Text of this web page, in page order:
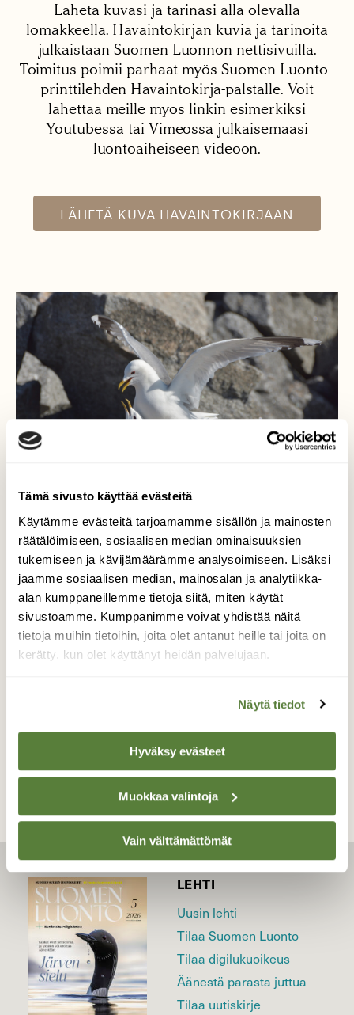
Tämä sivusto käyttää evästeitä
Käytämme evästeitä tarjoamamme sisällön ja mainosten
räätälöimiseen, sosiaalisen median ominaisuuksien
tukemiseen ja kävijämäärämme analysoimiseen. Lisäksi
jaamme sosiaalisen median, mainosalan ja analytiikka-
alan kumppaneillemme tietoja siitä, miten käytät
sivustoamme. Kumppanimme voivat yhdistää näitä
tietoja muihin tietoihin, joita olet antanut heille tai joita on
kerätty, kun olet käyttänyt heidän palvelujaan.
Näytä tiedot
Hyväksy evästeet
Muokkaa valintoja
Vain välttämättömät
Lähetä kuvasi ja tarinasi alla olevalla
lomakkeella. Havaintokirjan kuvia ja tarinoita
julkaistaan Suomen Luonnon nettisivuilla.
Toimitus poimii parhaat myös Suomen Luonto -
printtilehden Havaintokirja-palstalle. Voit
lähettää meille myös linkin esimerkiksi
Youtubessa tai Vimeossa julkaisemaasi
luontoaiheiseen videoon.
LÄHETÄ KUVA HAVAINTOKIRJAAN
Kalalokit
Kalalokkien lemmenhetki.
Valokuvaaja: Asko Heikkinen, Uusikaupunki
21.05.2023
TAKAISIN LISTAAN
LEHTI
Uusin lehti
Tilaa Suomen Luonto
Tilaa digilukuoikeus
Äänestä parasta juttua
Tilaa uutiskirje